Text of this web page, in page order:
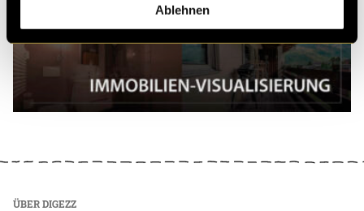
Ablehnen
ÜBER DIGEZZ